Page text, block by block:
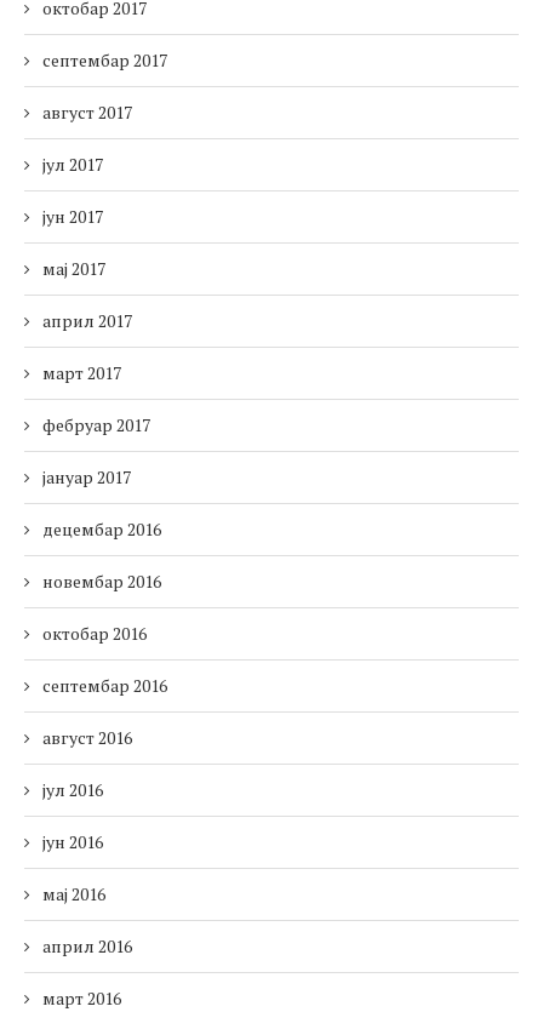
октобар 2017
септембар 2017
август 2017
јул 2017
јун 2017
мај 2017
април 2017
март 2017
фебруар 2017
јануар 2017
децембар 2016
новембар 2016
октобар 2016
септембар 2016
август 2016
јул 2016
јун 2016
мај 2016
април 2016
март 2016